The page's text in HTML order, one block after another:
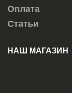
Оплата
Статьи
НАШ МАГАЗИН